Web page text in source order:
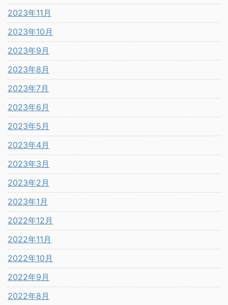
2023年11月
2023年10月
2023年9月
2023年8月
2023年7月
2023年6月
2023年5月
2023年4月
2023年3月
2023年2月
2023年1月
2022年12月
2022年11月
2022年10月
2022年9月
2022年8月